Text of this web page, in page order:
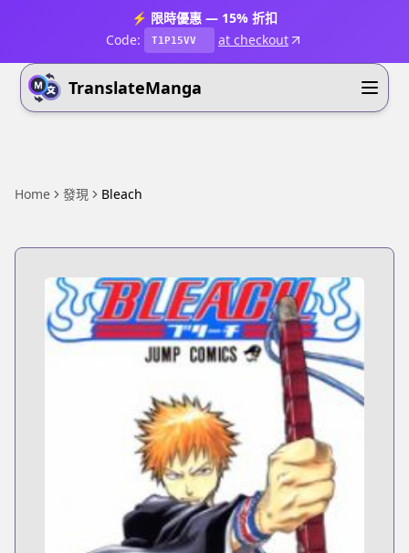
⚡ 限時優惠 — 15% 折扣
Code:
T1P15VV at checkout
TranslateManga
Home 發現 Bleach